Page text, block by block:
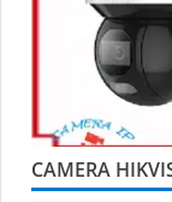
CAMERA